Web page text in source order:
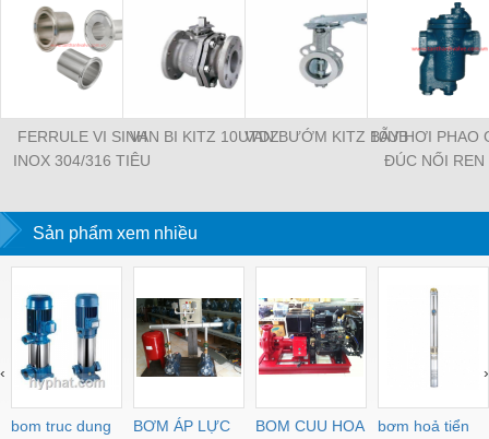
FERRULE VI SINH
INOX 304/316 TIÊU
VAN BI KITZ 10UTDZVAN BƯỚM KITZ 10UBBẪY HƠI PHAO
ĐÚC NỐI REN
Sản phẩm xem nhiều
bom truc dung
BƠM ÁP LỰC
BOM CUU HOA
bơm hoả tiển
‹ ›